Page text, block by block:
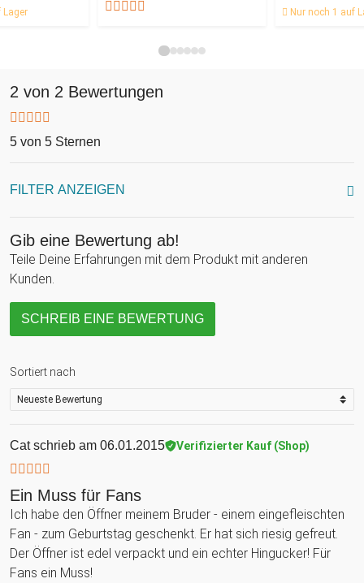
Nur noch 1 auf
2 von 2 Bewertungen
5 von 5 Sternen
FILTER ANZEIGEN
Gib eine Bewertung ab!
Teile Deine Erfahrungen mit dem Produkt mit anderen
Kunden.
SCHREIB EINE BEWERTUNG
Sortiert nach
Catschrieb am 06.01.2015 Verifizierter Kauf (Shop)
Ein Muss für Fans
Ich habe den Öffner meinem Bruder - einem eingefleischten
Fan - zum Geburtstag geschenkt. Er hat sich riesig gefreut.
Der Öffner ist edel verpackt und ein echter Hingucker! Für
Fans ein Muss!